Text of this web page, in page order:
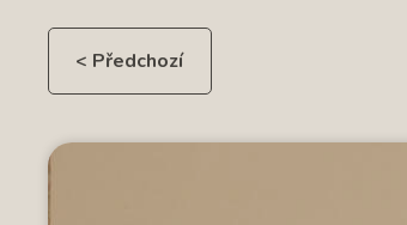
< Předchozí